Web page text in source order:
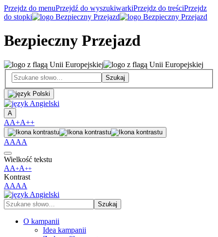
Przejdz do menuPrzejdź do wyszukiwarkiPrzejdz do treściPrzejdz
do stopki
Bezpieczny Przejazd
A
AA+A++
AAAA
Wielkość tekstu
AA+A++
Kontrast
AAAA
O kampanii
Idea kampanii